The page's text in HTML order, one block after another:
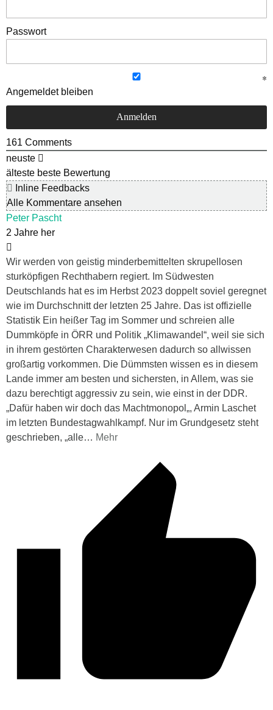
Passwort
Angemeldet bleiben
161 Comments
neuste
älteste beste Bewertung
Inline Feedbacks
Alle Kommentare ansehen
Peter Pascht
2 Jahre her
Wir werden von geistig minderbemittelten skrupellosen
sturköpfigen Rechthabern regiert. Im Südwesten
Deutschlands hat es im Herbst 2023 doppelt soviel geregnet
wie im Durchschnitt der letzten 25 Jahre. Das ist offizielle
Statistik Ein heißer Tag im Sommer und schreien alle
Dummköpfe in ÖRR und Politik „Klimawandel“, weil sie sich
in ihrem gestörten Charakterwesen dadurch so allwissen
großartig vorkommen. Die Dümmsten wissen es in diesem
Lande immer am besten und sichersten, in Allem, was sie
dazu berechtigt aggressiv zu sein, wie einst in der DDR.
„Dafür haben wir doch das Machtmonopol„, Armin Laschet
im letzten Bundestagwahlkampf. Nur im Grundgesetz steht
geschrieben, „alle… Mehr